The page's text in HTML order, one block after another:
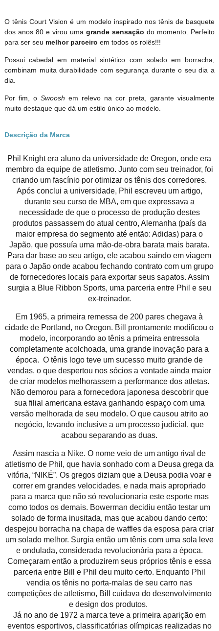
O tênis Court Vision é um modelo inspirado nos tênis de basquete
dos anos 80 e virou uma grande sensação do momento. Perfeito
para ser seu melhor parceiro em todos os rolês!!!
Possui cabedal em material sintético com solado em borracha,
combinam muita durabilidade com segurança durante o seu dia a
dia.
Por fim, o Swoosh em relevo na cor preta, garante visualmente
muito destaque que dá um estilo único ao modelo.
Descrição da Marca
Phil Knight era aluno da universidade de Oregon, onde era
membro da equipe de atletismo. Junto com seu treinador, foi
criando um fascínio por otimizar os tênis dos corredores.
Após conclui a universidade, Phil escreveu um artigo,
durante seu curso de MBA, em que expressava a
necessidade de que o processo de produção destes
produtos passassem do atual centro, Alemanha (país da
maior empresa do segmento até então: Adidas) para o
Japão, que possuía uma mão-de-obra barata mais barata.
Para dar base ao seu artigo, ele acabou saindo em viagem
para o Japão onde acabou fechando contrato com um grupo
de fornecedores locais para exportar seus sapatos. Assim
surgia a Blue Ribbon Sports, uma parceria entre Phil e seu
ex-treinador.
Em 1965, a primeira remessa de 200 pares chegava à
cidade de Portland, no Oregon. Bill prontamente modificou o
modelo, incorporando ao tênis a primeira entressola
completamente acolchoada, uma grande inovação para a
época. O tênis logo teve um sucesso muito grande de
vendas, o que despertou nos sócios a vontade ainda maior
de criar modelos melhorassem a performance dos atletas.
Não demorou para a fornecedora japonesa descobrir que
sua filial americana estava ganhando espaço com uma
versão melhorada de seu modelo. O que causou atrito ao
negócio, levando inclusive a um processo judicial, que
acabou separando as duas.
Assim nascia a Nike. O nome veio de um antigo rival de
atletismo de Phil, que havia sonhado com a Deusa grega da
vitória, “NIKÉ”. Os gregos diziam que a Deusa podia voar e
correr em grandes velocidades, e nada mais apropriado
para a marca que não só revolucionaria este esporte mas
como todos os demais. Bowerman decidiu então testar um
solado de forma inusitada, mas que acabou dando certo:
despejou borracha na chapa de waffles da esposa para criar
um solado melhor. Surgia então um tênis com uma sola leve
e ondulada, considerada revolucionária para a época.
Começaram então a produzirem seus próprios tênis e essa
parceria entre Bill e Phil deu muito certo. Enquanto Phil
vendia os tênis no porta-malas de seu carro nas
competições de atletismo, Bill cuidava do desenvolvimento
e design dos produtos.
Já no ano de 1972 a marca teve a primeira aparição em
eventos esportivos, classificatórias olímpicas realizadas no